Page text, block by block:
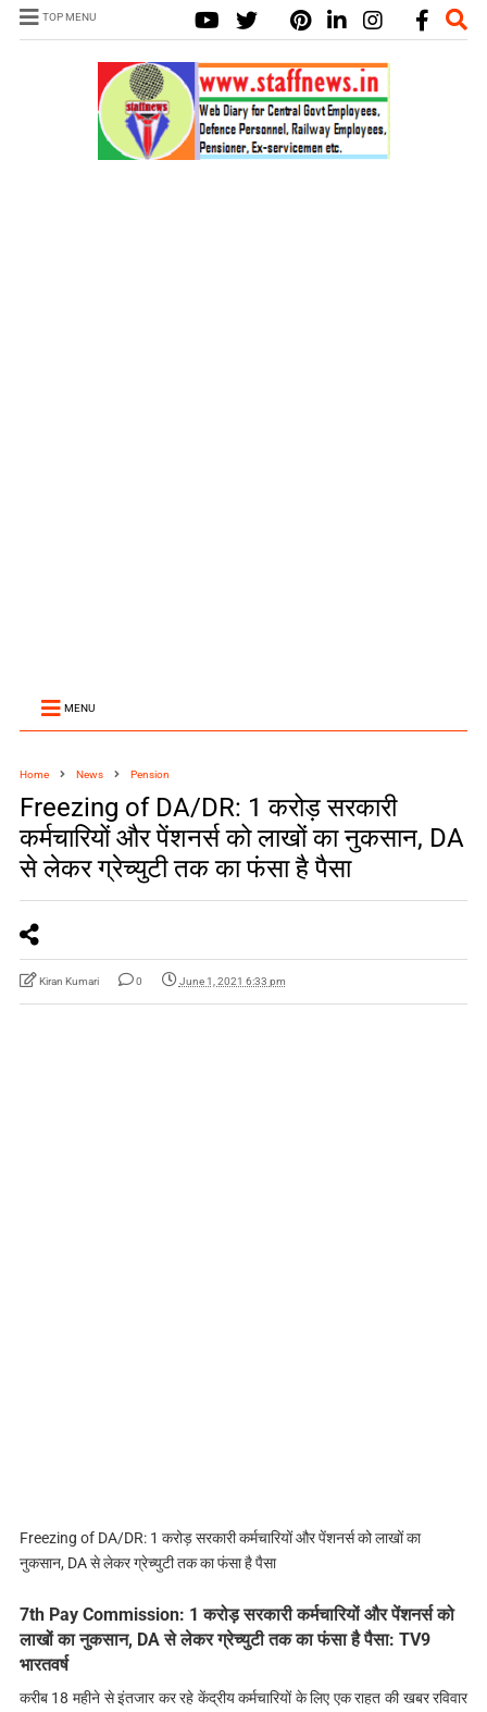
TOP MENU
MENU
Home News Pension
Freezing of DA/DR: 1 करोड़ सरकारी
कर्मचारियों और पेंशनर्स को लाखों का नुकसान, DA
से लेकर ग्रेच्युटी तक का फंसा है पैसा
Kiran Kumari 0 June 1, 2021 6:33 pm
Freezing of DA/DR: 1 करोड़ सरकारी कर्मचारियों और पेंशनर्स को लाखों का
नुकसान, DA से लेकर ग्रेच्युटी तक का फंसा है पैसा
7th Pay Commission: 1 करोड़ सरकारी कर्मचारियों और पेंशनर्स को
लाखों का नुकसान, DA से लेकर ग्रेच्युटी तक का फंसा है पैसा: TV9
भारतवर्ष
करीब 18 महीने से इंतजार कर रहे केंद्रीय कर्मचारियों के लिए एक राहत की खबर रविवार